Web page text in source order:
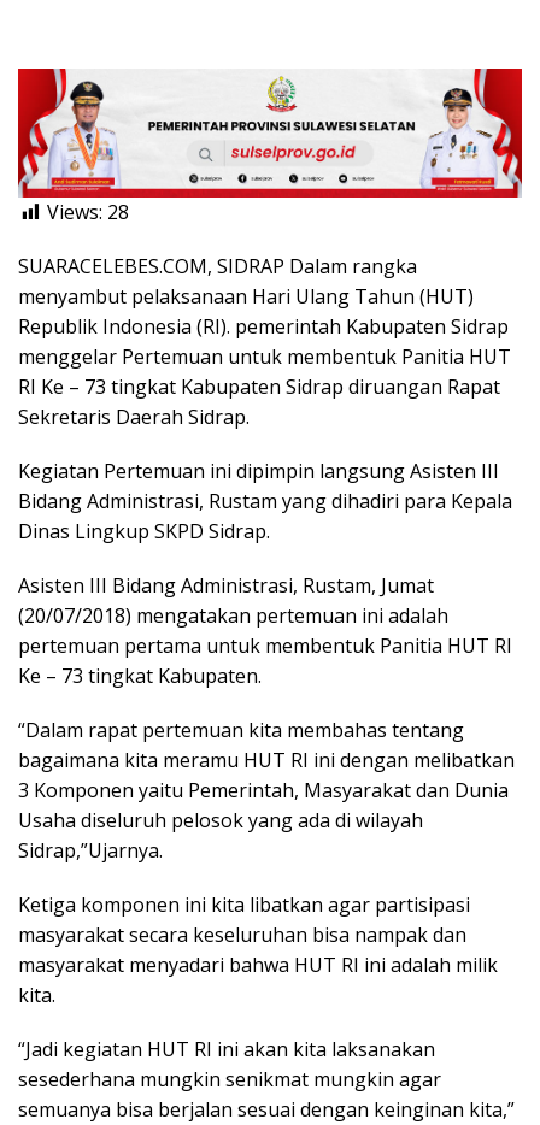
Views: 28
SUARACELEBES.COM, SIDRAP Dalam rangka
menyambut pelaksanaan Hari Ulang Tahun (HUT)
Republik Indonesia (RI). pemerintah Kabupaten Sidrap
menggelar Pertemuan untuk membentuk Panitia HUT
RI Ke – 73 tingkat Kabupaten Sidrap diruangan Rapat
Sekretaris Daerah Sidrap.
Kegiatan Pertemuan ini dipimpin langsung Asisten III
Bidang Administrasi, Rustam yang dihadiri para Kepala
Dinas Lingkup SKPD Sidrap.
Asisten III Bidang Administrasi, Rustam, Jumat
(20/07/2018) mengatakan pertemuan ini adalah
pertemuan pertama untuk membentuk Panitia HUT RI
Ke – 73 tingkat Kabupaten.
“Dalam rapat pertemuan kita membahas tentang
bagaimana kita meramu HUT RI ini dengan melibatkan
3 Komponen yaitu Pemerintah, Masyarakat dan Dunia
Usaha diseluruh pelosok yang ada di wilayah
Sidrap,”Ujarnya.
Ketiga komponen ini kita libatkan agar partisipasi
masyarakat secara keseluruhan bisa nampak dan
masyarakat menyadari bahwa HUT RI ini adalah milik
kita.
“Jadi kegiatan HUT RI ini akan kita laksanakan
sesederhana mungkin senikmat mungkin agar
semuanya bisa berjalan sesuai dengan keinginan kita,”